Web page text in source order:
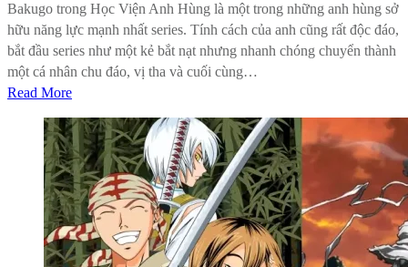
Bakugo trong Học Viện Anh Hùng là một trong những anh hùng sở
hữu năng lực mạnh nhất series. Tính cách của anh cũng rất độc đáo,
bắt đầu series như một kẻ bắt nạt nhưng nhanh chóng chuyển thành
một cá nhân chu đáo, vị tha và cuối cùng…
Read More